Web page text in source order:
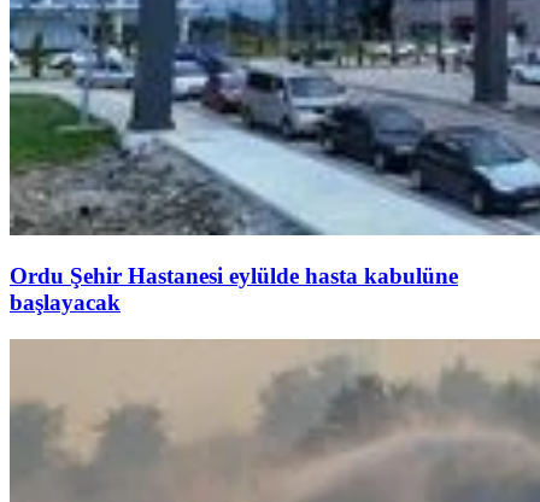
Ordu Şehir Hastanesi eylülde hasta kabulüne
başlayacak